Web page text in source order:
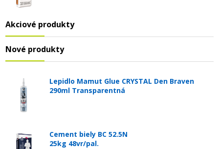
Akciové produkty
Nové produkty
Lepidlo Mamut Glue CRYSTAL Den Braven
290ml Transparentná
Cement biely BC 52.5N
25kg 48vr/pal.